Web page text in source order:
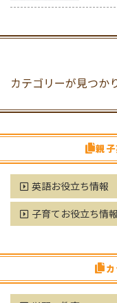
カテゴリーが見つか
親
英語お役立ち情報
子育てお役立ち情報